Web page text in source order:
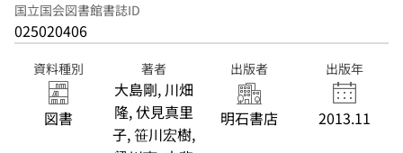
国立国会図書館書誌ID
025020406
資料種別
図書
著者
大島剛, 川畑
隆, 伏見真里
子, 笹川宏樹,
出版者
明石書店
出版年
2013.11